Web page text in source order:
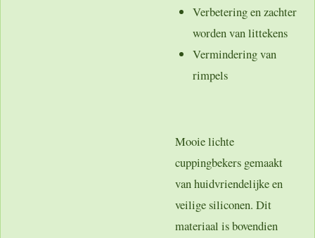
Verbetering en zachter
worden van littekens
Vermindering van
rimpels
Mooie lichte
cuppingbekers gemaakt
van huidvriendelijke en
veilige siliconen. Dit
materiaal is bovendien